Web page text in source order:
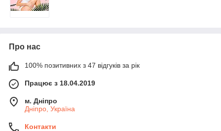
Про нас
100% позитивних з 47 відгуків за рік
Працює з 18.04.2019
м. Дніпро
Дніпро, Україна
Контакти